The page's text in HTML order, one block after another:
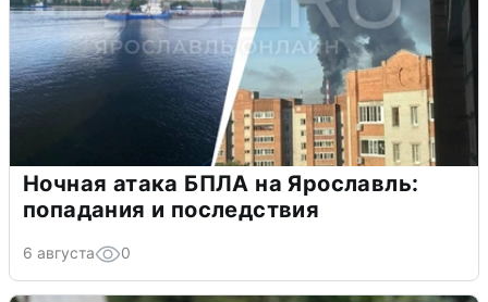
Ночная атака БПЛА на Ярославль:
попадания и последствия
6 августа 0